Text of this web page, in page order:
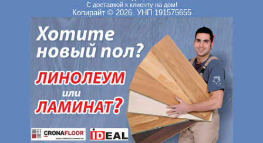
С доставкой к клиенту на дом!
Копирайт © 2026. УНП 191575655